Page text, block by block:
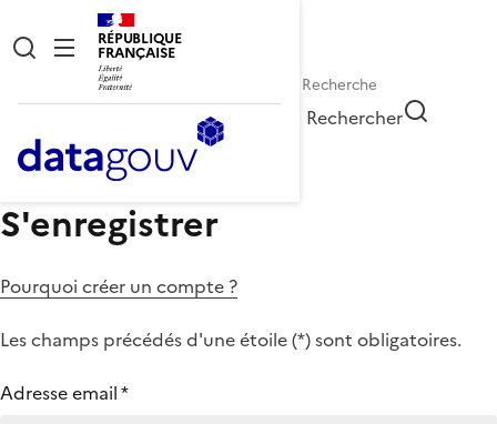
RÉPUBLIQUE
FRANÇAISE
Rechercher
S'enregistrer
Pourquoi créer un compte ?
Les champs précédés d'une étoile (*) sont obligatoires.
Adresse email*